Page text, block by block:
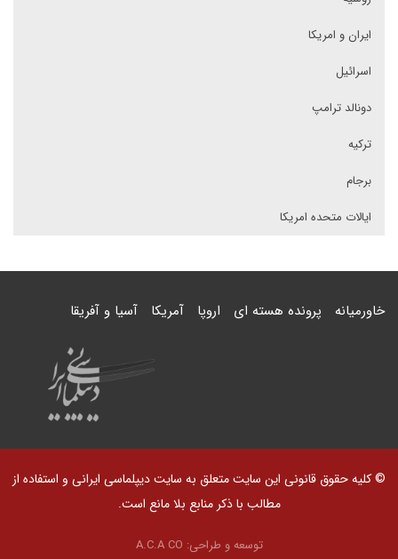
ایران و امریکا
اسرائیل
دونالد ترامپ
ترکیه
برجام
ایالات متحده امریکا
خاورمیانه پرونده هسته ای اروپا آمریکا آسیا و آفریقا
© کلیه حقوق قانونی این سایت متعلق به سایت دیپلماسی ایرانی و استفاده از
مطالب با ذکر منابع بلا مانع است.
توسعه و طراحی: A.C.A CO